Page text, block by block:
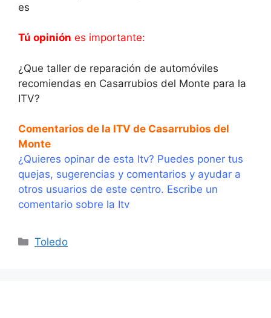
es
Tú opinión es importante:
¿Que taller de reparación de automóviles
recomiendas en Casarrubios del Monte para la
ITV?
Comentarios de la ITV de Casarrubios del
Monte
¿Quieres opinar de esta Itv? Puedes poner tus
quejas, sugerencias y comentarios y ayudar a
otros usuarios de este centro. Escribe un
comentario sobre la Itv
Categorías
Toledo